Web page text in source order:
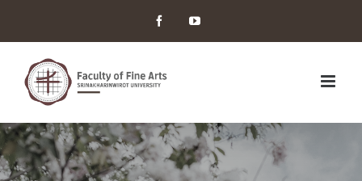
FacebookYouTube